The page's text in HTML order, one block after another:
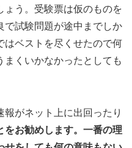
ょう。受験票は仮のものを
で試験問題が途中までしか
はベストを尽くせたので何
まくいかなかったとしても
がネット上に出回ったり
をお勧めします。一番の理